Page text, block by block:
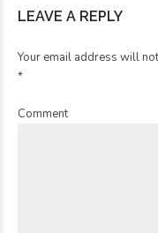
LEAVE A REPLY
Your email address will
*
Comment